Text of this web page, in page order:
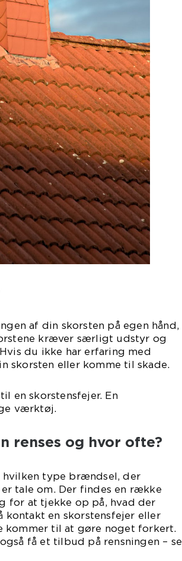
af din skorsten på egen hånd,
kræver særligt udstyr og
du ikke har erfaring med
skorsten eller komme til skade.
en skorstensfejer. En
værktøj.
renses og hvor ofte?
hvilken type brændsel, der
tale om. Der findes en række
for at tjekke op på, hvad der
en skorstensfejer eller
kommer til at gøre noget forkert.
få et tilbud på rensningen – se